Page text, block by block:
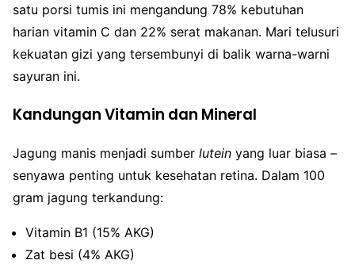
satu porsi tumis ini mengandung 78% kebutuhan
harian vitamin C dan 22% serat makanan. Mari telusuri
kekuatan gizi yang tersembunyi di balik warna-warni
sayuran ini.
Kandungan Vitamin dan Mineral
Jagung manis menjadi sumber lutein yang luar biasa –
senyawa penting untuk kesehatan retina. Dalam 100
gram jagung terkandung:
Vitamin B1 (15% AKG)
Zat besi (4% AKG)